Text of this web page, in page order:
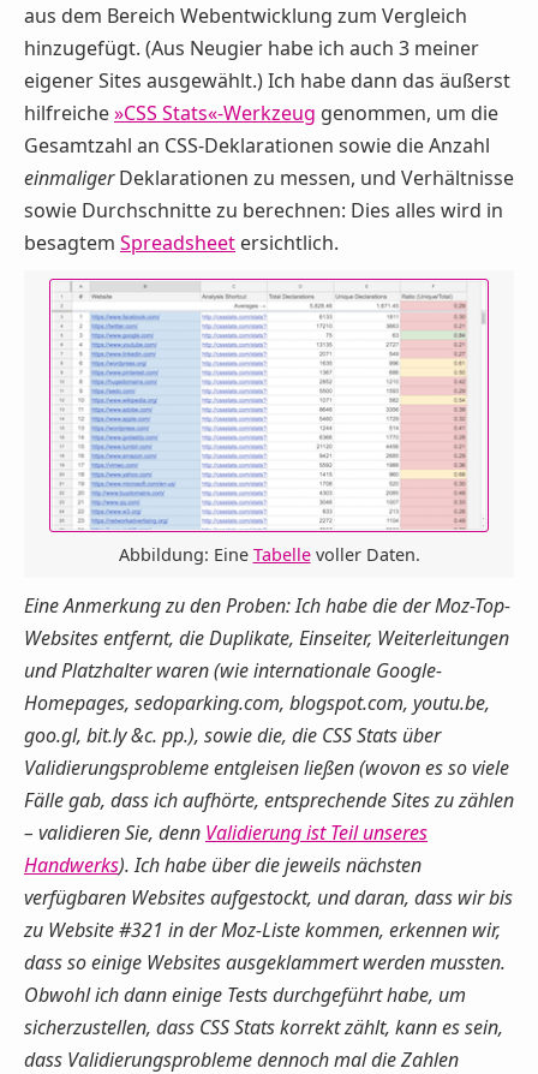
aus dem Bereich Webentwicklung zum Vergleich
hinzugefügt. (Aus Neugier habe ich auch 3 meiner
eigener Sites ausgewählt.) Ich habe dann das äußerst
hilfreiche»CSS Stats«-Werkzeug genommen, um die
Gesamtzahl an CSS-Deklarationen sowie die Anzahl
einmaligerDeklarationen zu messen, und Verhältnisse
sowie Durchschnitte zu berechnen: Dies alles wird in
besagtem Spreadsheet ersichtlich.
Abbildung: Eine Tabellevoller Daten.
Eine Anmerkung zu den Proben: Ich habe die der Moz-Top-
Websites entfernt, die Duplikate, Einseiter, Weiterleitungen
und Platzhalter waren (wie internationale Google-
Homepages, sedoparking.com, blogspot.com, youtu.be,
goo.gl, bit.ly &c. pp.), sowie die, die CSS Stats über
Validierungsprobleme entgleisen ließen (wovon es so viele
Fälle gab, dass ich aufhörte, entsprechende Sites zu zählen
– validieren Sie, denn Validierung ist Teil unseres
Handwerks). Ich habe über die jeweils nächsten
verfügbaren Websites aufgestockt, und daran, dass wir bis
zu Website #321 in der Moz-Liste kommen, erkennen wir,
dass so einige Websites ausgeklammert werden mussten.
Obwohl ich dann einige Tests durchgeführt habe, um
sicherzustellen, dass CSS Stats korrekt zählt, kann es sein,
dass Validierungsprobleme dennoch mal die Zahlen